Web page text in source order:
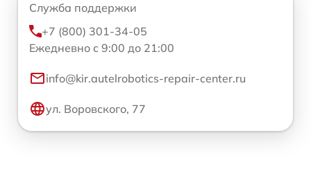
Служба поддержки
+7 (800) 301-34-05
Ежедневно с 9:00 до 21:00
info@kir.autelrobotics-repair-center.ru
ул. Воровского, 77